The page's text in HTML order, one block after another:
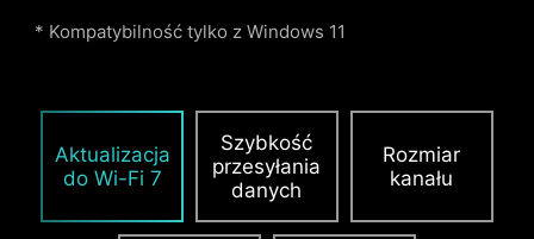
* Kompatybilność tylko z Windows 11
Aktualizacja
do Wi-Fi 7
Szybkość
przesyłania
danych
Rozmiar
kanału
przed zakłóceniami
DODATKOWE ZASILANIE PCIE
Wyjątkowe złącze Supplemental PCIe Power